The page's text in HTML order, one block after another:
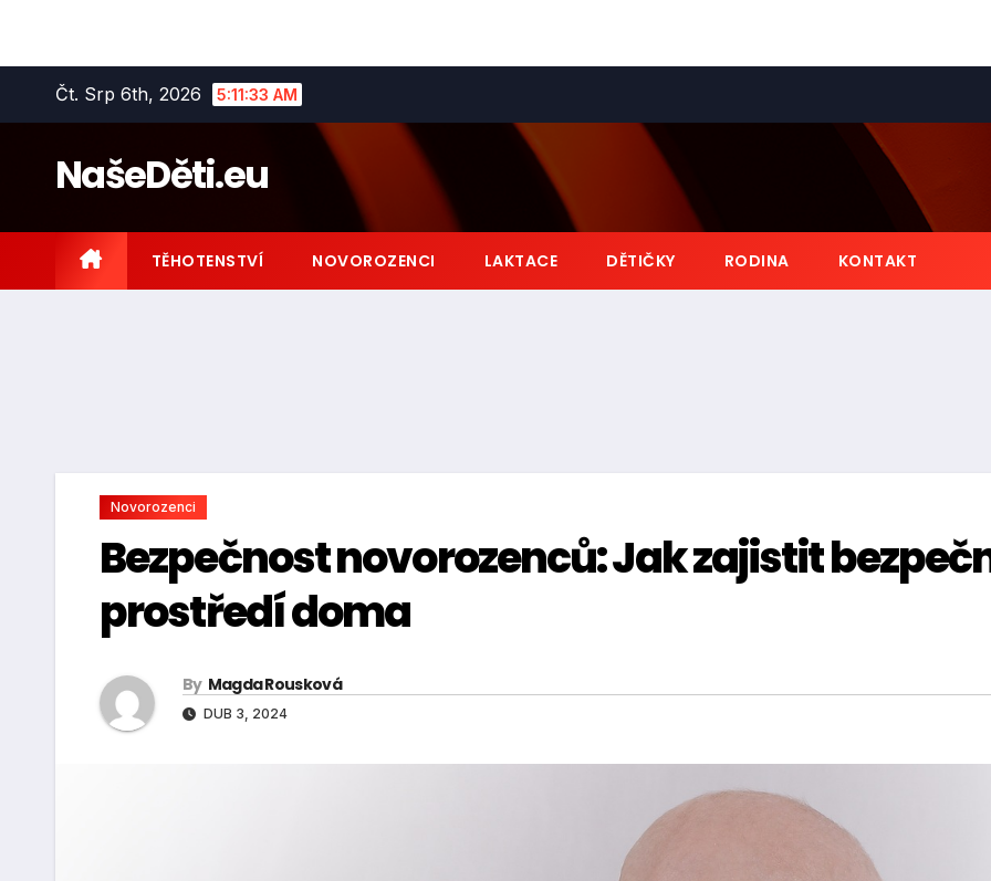
Čt. Srp 6th, 2026 5:11:35 AM
NašeDěti.eu
TĚHOTENSTVÍ NOVOROZENCI LAKTACE DĚTIČKY RODINA KONTAKT
Novorozenci
Bezpečnost novorozenců: Jak zajistit
prostředí doma
By Magda Rousková
DUB 3, 2024